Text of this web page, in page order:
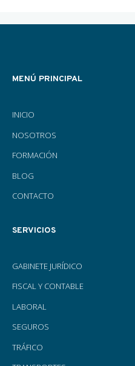
MENÚ PRINCIPAL
INICIO
NOSOTROS
FORMACIÓN
BLOG
CONTACTO
SERVICIOS
GABINETE JURÍDICO
FISCAL Y CONTABLE
LABORAL
SEGUROS
TRÁFICO